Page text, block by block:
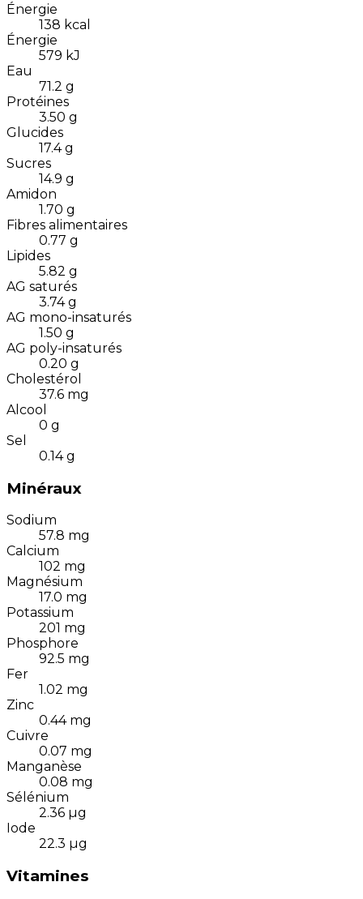
Énergie
138 kcal
Énergie
579 kJ
Eau
71.2 g
Protéines
3.50 g
Glucides
17.4 g
Sucres
14.9 g
Amidon
1.70 g
Fibres alimentaires
0.77 g
Lipides
5.82 g
AG saturés
3.74 g
AG mono-insaturés
1.50 g
AG poly-insaturés
0.20 g
Cholestérol
37.6 mg
Alcool
0 g
Sel
0.14 g
Minéraux
Sodium
57.8 mg
Calcium
102 mg
Magnésium
17.0 mg
Potassium
201 mg
Phosphore
92.5 mg
Fer
1.02 mg
Zinc
0.44 mg
Cuivre
0.07 mg
Manganèse
0.08 mg
Sélénium
2.36 µg
Iode
22.3 µg
Vitamines